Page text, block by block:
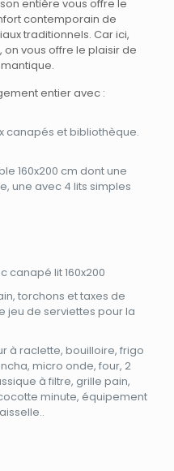
entière vous offre le
contemporain de
traditionnels. Car ici,
vous offre le plaisir de
entier avec :
canapés et bibliothèque.
160x200 cm dont une
une avec 4 lits simples
canapé lit 160x200
torchons et taxes de
jeu de serviettes pour la
à raclette, bouilloire, frigo
micro onde, four, 2
à filtre, grille pain,
minute, équipement